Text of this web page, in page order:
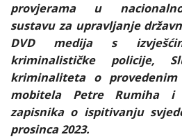
provjerama u
sustavu za upravljanje
DVD medija s
kriminalističke policije,
kriminaliteta o provedenim
mobitela Petre Rumiha
zapisnika o ispitivanju
prosinca 2023.